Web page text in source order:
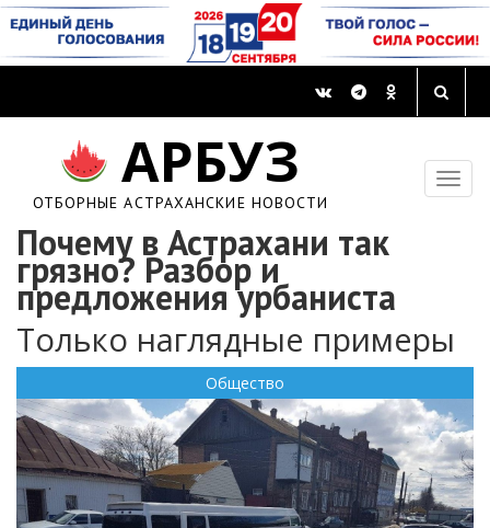
АРБУЗ
ОТБОРНЫЕ АСТРАХАНСКИЕ НОВОСТИ
Почему в Астрахани так
грязно? Разбор и
предложения урбаниста
Только наглядные примеры
Общество